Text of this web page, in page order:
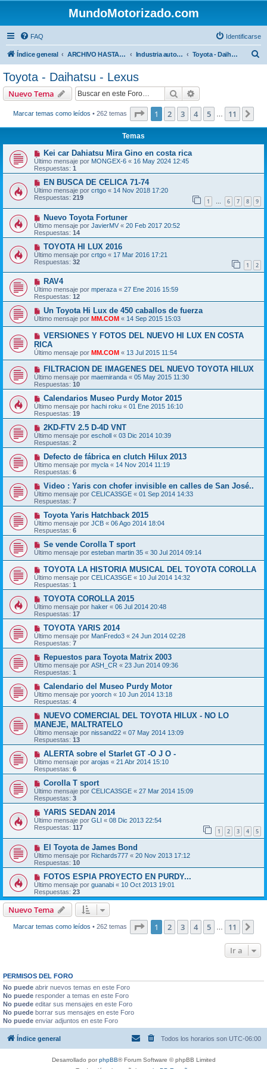
MundoMotorizado.com
FAQ Identificarse
Índice general ARCHIVO HASTA 2018 Industria automotriz Toyota - Daihatsu - Lexus
Toyota - Daihatsu - Lexus
Nuevo Tema Buscar
Marcar temas como leídos • 262 temas Página de 11
1 2 3 4 5 11
Temas
Kei car Dahiatsu Mira Gino en costa rica
Último mensaje por MONGEX-6 « 16 May 2024 12:45
Respuestas: 1
EN BUSCA DE CELICA 71-74
Último mensaje por crtgo « 14 Nov 2018 17:20
Respuestas: 219 1 … 6 7 8 9
Nuevo Toyota Fortuner
Último mensaje por JavierMV « 20 Feb 2017 20:52
Respuestas: 14
TOYOTA HI LUX 2016
Último mensaje por crtgo « 17 Mar 2016 17:21
Respuestas: 32 1 2
RAV4
Último mensaje por mperaza « 27 Ene 2016 15:59
Respuestas: 12
Un Toyota Hi Lux de 450 caballos de fuerza
Último mensaje por MM.COM « 14 Sep 2015 15:03
VERSIONES Y FOTOS DEL NUEVO HI LUX EN COSTA
RICA
Último mensaje por MM.COM « 13 Jul 2015 11:54
FILTRACION DE IMAGENES DEL NUEVO TOYOTA HILUX
Último mensaje por maemiranda « 05 May 2015 11:30
Respuestas: 10
Calendarios Museo Purdy Motor 2015
Último mensaje por hachi roku « 01 Ene 2015 16:10
Respuestas: 19
2KD-FTV 2.5 D-4D VNT
Último mensaje por escholl « 03 Dic 2014 10:39
Respuestas: 2
Defecto de fábrica en clutch Hilux 2013
Último mensaje por mycla « 14 Nov 2014 11:19
Respuestas: 6
Video : Yaris con chofer invisible en calles de San José..
Último mensaje por CELICA3SGE « 01 Sep 2014 14:33
Respuestas: 7
Toyota Yaris Hatchback 2015
Último mensaje por JCB « 06 Ago 2014 18:04
Respuestas: 6
Se vende Corolla T sport
Último mensaje por esteban martin 35 « 30 Jul 2014 09:14
TOYOTA LA HISTORIA MUSICAL DEL TOYOTA COROLLA
Último mensaje por CELICA3SGE « 10 Jul 2014 14:32
Respuestas: 1
TOYOTA COROLLA 2015
Último mensaje por haker « 06 Jul 2014 20:48
Respuestas: 17
TOYOTA YARIS 2014
Último mensaje por ManFredo3 « 24 Jun 2014 02:28
Respuestas: 7
Repuestos para Toyota Matrix 2003
Último mensaje por ASH_CR « 23 Jun 2014 09:36
Respuestas: 1
Calendario del Museo Purdy Motor
Último mensaje por yoorch « 10 Jun 2014 13:18
Respuestas: 4
NUEVO COMERCIAL DEL TOYOTA HILUX - NO LO
MANEJE, MALTRATELO
Último mensaje por nissand22 « 07 May 2014 13:09
Respuestas: 13
ALERTA sobre el Starlet GT -O J O -
Último mensaje por arojas « 21 Abr 2014 15:10
Respuestas: 6
Corolla T sport
Último mensaje por CELICA3SGE « 27 Mar 2014 15:09
Respuestas: 3
YARIS SEDAN 2014
Último mensaje por GLI « 08 Dic 2013 22:54
Respuestas: 117 1 2 3 4 5
El Toyota de James Bond
Último mensaje por Richards777 « 20 Nov 2013 17:12
Respuestas: 10
FOTOS ESPIA PROYECTO EN PURDY...
Último mensaje por guanabi « 10 Oct 2013 19:01
Respuestas: 23
Nuevo Tema
Marcar temas como leídos • 262 temas Página de 11
1 2 3 4 5 11
Ir a
PERMISOS DEL FORO
No puede abrir nuevos temas en este Foro
No puede responder a temas en este Foro
No puede editar sus mensajes en este Foro
No puede borrar sus mensajes en este Foro
No puede enviar adjuntos en este Foro
Índice general Todos los horarios son UTC-06:00
Desarrollado porphpBB® Forum Software © phpBB Limited